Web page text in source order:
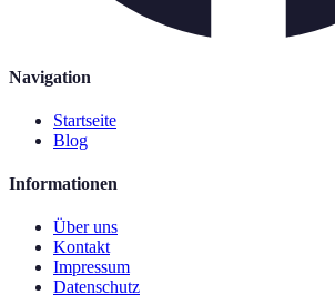
Navigation
Startseite
Blog
Informationen
Über uns
Kontakt
Impressum
Datenschutz